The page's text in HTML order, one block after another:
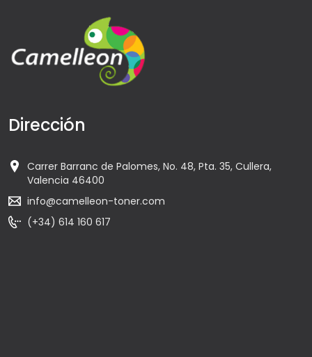
Dirección
Carrer Barranc de Palomes, No. 48, Pta. 35, Cullera,
Valencia 46400
info@camelleon-toner.com
(+34) 614 160 617